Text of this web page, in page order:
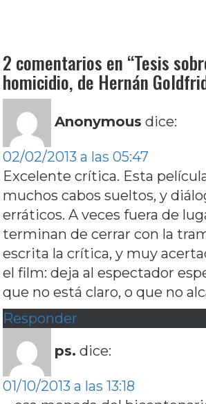
2 comentarios en “Tesis
homicidio, de Hernán
Anonymous dice:
02/02/2013 a las 05:47
Excelente crítica. Esta
muchos cabos sueltos, y
erráticos. A veces fuera de
terminan de cerrar con la
escrita la crítica, y muy
el film: deja al espectador
que no está claro, o que no
Responder
ps. dice:
01/10/2013 a las 13:18